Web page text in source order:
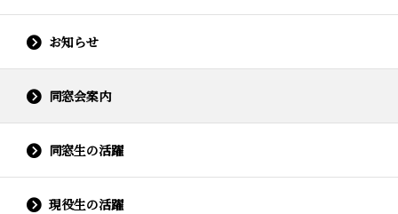
お知らせ
同窓会案内
同窓生の活躍
現役生の活躍